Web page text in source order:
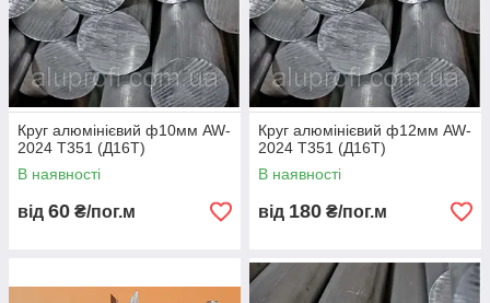
Круг алюмінієвий ф10мм AW-
2024 Т351 (Д16Т)
В наявності
від 60 ₴/пог.м
Круг алюмінієвий ф12мм AW-
2024 Т351 (Д16Т)
В наявності
від 180 ₴/пог.м